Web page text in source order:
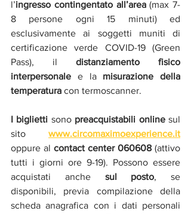
l’ingresso contingentato all’area (max 7-
8 persone ogni 15 minuti) ed
esclusivamente ai soggetti muniti di
certificazione verde COVID-19 (Green
Pass), il distanziamento fisico
interpersonale e la misurazione della
temperatura con termoscanner.
I biglietti sono preacquistabili online sul
sito www.circomaximoexperience.it
oppure al contact center 060608 (attivo
tutti i giorni ore 9-19). Possono essere
acquistati anche sul posto, se
disponibili, previa compilazione della
scheda anagrafica con i dati personali